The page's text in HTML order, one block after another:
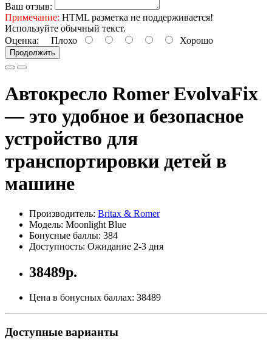
Ваш отзыв:
Примечание: HTML разметка не поддерживается!
Используйте обычный текст.
Оценка: Плохо Хорошо
Продолжить
Автокресло Romer EvolvaFix
— это удобное и безопасное
устройство для
транспортировки детей в
машине
Производитель: Britax & Romer
Модель: Moonlight Blue
Бонусные баллы: 384
Доступность: Ожидание 2-3 дня
38489р.
Цена в бонусных баллах: 38489
Доступные варианты